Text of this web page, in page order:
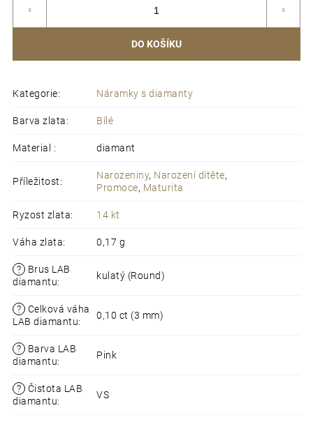
DO KOŠÍKU
Kategorie: Náramky s diamanty
Barva zlata: Bílé
Material : diamant
Příležitost:
Narozeniny, Narození dítěte,
Promoce, Maturita
Ryzost zlata: 14 kt
Váha zlata: 0,17 g
?
Brus LAB
diamantu:
kulatý (Round)
?
Celková váha
LAB diamantu:
0,10 ct (3 mm)
?
Barva LAB
diamantu:
Pink
?
Čistota LAB
diamantu:
VS